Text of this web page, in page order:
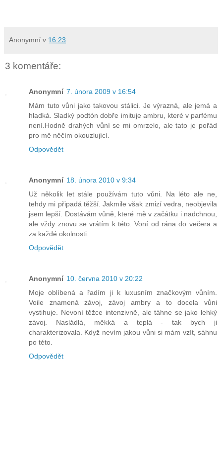
Anonymní v 16:23
3 komentáře:
Anonymní 7. února 2009 v 16:54
Mám tuto vůni jako takovou stálici. Je výrazná, ale jemá a
hladká. Sladký podtón dobře imituje ambru, které v parfému
není.Hodně drahých vůní se mi omrzelo, ale tato je pořád
pro mě něčím okouzlující.
Odpovědět
Anonymní 18. února 2010 v 9:34
Už několik let stále používám tuto vůni. Na léto ale ne,
tehdy mi připadá těžší. Jakmile však zmizí vedra, neobjevila
jsem lepší. Dostávám vůně, které mě v začátku i nadchnou,
ale vždy znovu se vrátím k této. Voní od rána do večera a
za každé okolnosti.
Odpovědět
Anonymní 10. června 2010 v 20:22
Moje oblíbená a řadím ji k luxusním značkovým vůním.
Voile znamená závoj, závoj ambry a to docela vůni
vystihuje. Nevoní těžce intenzivně, ale táhne se jako lehký
závoj. Nasládlá, měkká a teplá - tak bych ji
charakterizovala. Když nevím jakou vůni si mám vzít, sáhnu
po této.
Odpovědět